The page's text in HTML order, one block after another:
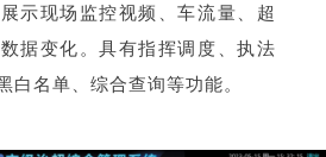
示现场监控视频、车流量、超
据变化。具有指挥调度、执法
白名单、综合查询等功能。